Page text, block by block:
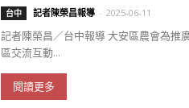
台中 記者陳榮昌報導 - 2025-06-11
記者陳榮昌／台中報導 大安區農會為推
區交流互動...
閱讀更多